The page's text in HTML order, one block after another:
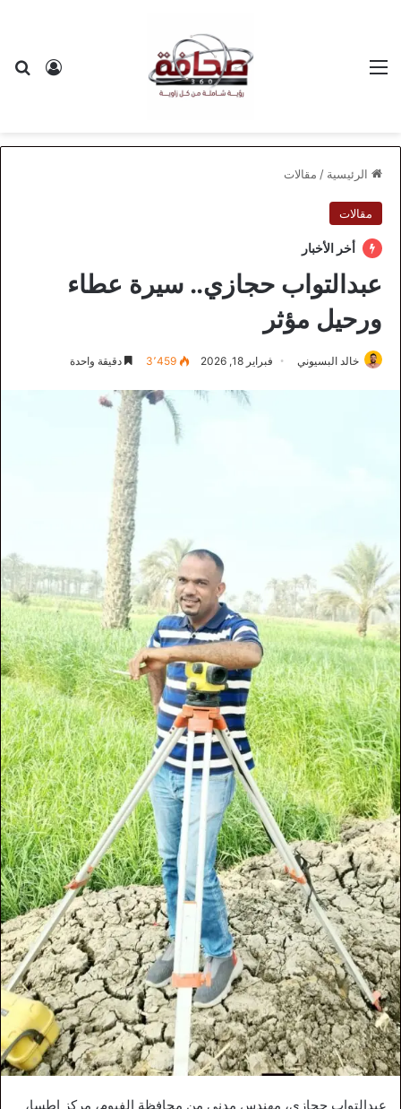
الرئيسية / مقالات
مقالات
أخر الأخبار
عبدالتواب حجازي.. سيرة عطاء
ورحيل مؤثر
خالد البسيوني فبراير 18, 2026 3٬459 دقيقة واحدة
عبدالتواب حجازي، مهندس مدني من محافظة الفيوم، مركز إطسا،